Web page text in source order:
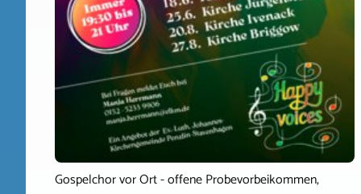
Gospelchor vor Ort - offene Probevorbeikommen,